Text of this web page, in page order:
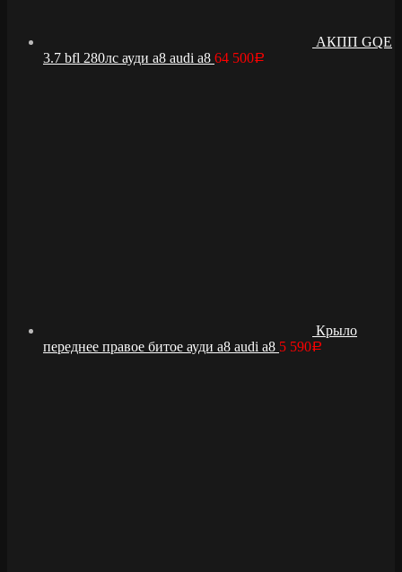
АКПП GQE
3.7 bfl 280лс ауди а8 audi a8 64 500Р
Крыло
переднее правое битое ауди а8 audi a8 5 590Р